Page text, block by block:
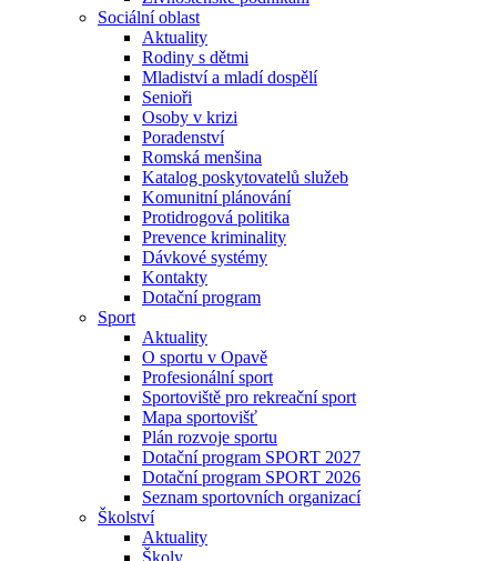
Sociální oblast
Aktuality
Rodiny s dětmi
Mladiství a mladí dospělí
Senioři
Osoby v krizi
Poradenství
Romská menšina
Katalog poskytovatelů služeb
Komunitní plánování
Protidrogová politika
Prevence kriminality
Dávkové systémy
Kontakty
Dotační program
Sport
Aktuality
O sportu v Opavě
Profesionální sport
Sportoviště pro rekreační sport
Mapa sportovišť
Plán rozvoje sportu
Dotační program SPORT 2027
Dotační program SPORT 2026
Seznam sportovních organizací
Školství
Aktuality